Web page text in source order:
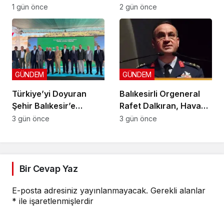
DOKUNMADIĞIMIZ İLÇE
KALMAYACAK”
1 gün önce
Yolculuğuna Uğurlandı
2 gün önce
Türkiye’yi Doyuran
Şehir Balıkesir’e
Fransız Devinden Yeni
GÜNDEM
3 gün önce
Balıkesirli Orgeneral
Rafet Dalkıran, Hava
Kuvvetleri Komutanlığı
GÜNDEM
3 gün önce
Bir Cevap Yaz
E-posta adresiniz yayınlanmayacak. Gerekli alanlar
* ile işaretlenmişlerdir